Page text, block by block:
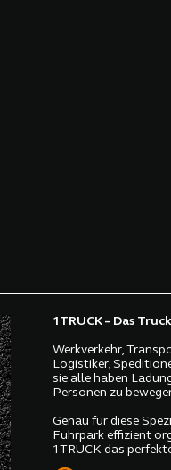
1TRUCK – Das
Werkverkehr,
Logistiker,
sie alle haben
Personen zu
Genau für diese
Fuhrpark effizient
1TRUCK das